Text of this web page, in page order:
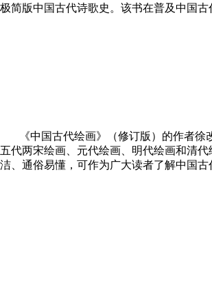
极简版中国古代诗歌史。该书在普及中国
《中国古代绘画》（修订版）的作者
五代两宋绘画、元代绘画、明代绘画和清
洁、通俗易懂，可作为广大读者了解中国古